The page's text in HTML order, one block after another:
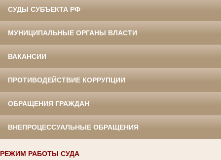
СУДЫ СУБЪЕКТА РФ
МУНИЦИПАЛЬНЫЕ ОРГАНЫ ВЛАСТИ
ВАКАНСИИ
ПРОТИВОДЕЙСТВИЕ КОРРУПЦИИ
ОБРАЩЕНИЯ ГРАЖДАН
ВНЕПРОЦЕССУАЛЬНЫЕ ОБРАЩЕНИЯ
РЕЖИМ РАБОТЫ СУДА